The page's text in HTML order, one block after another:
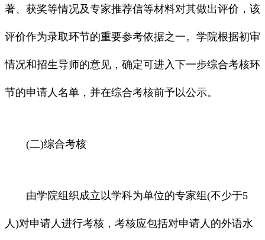
著、获奖等情况及专家推荐信等材料对其做出评价，该
评价作为录取环节的重要参考依据之一。学院根据初审
情况和招生导师的意见，确定可进入下一步综合考核环
节的申请人名单，并在综合考核前予以公示。
(二)综合考核
由学院组织成立以学科为单位的专家组(不少于5
人)对申请人进行考核，考核应包括对申请人的外语水